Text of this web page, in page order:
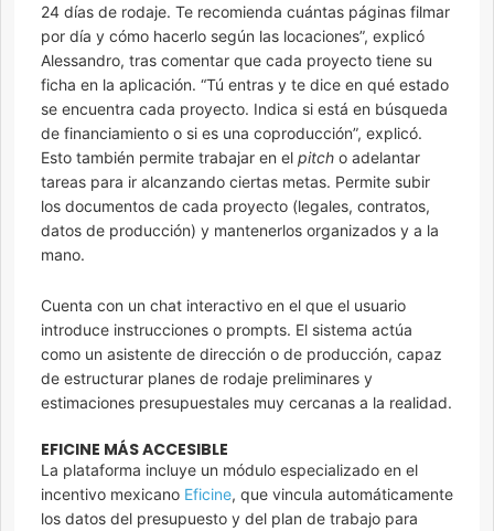
24 días de rodaje. Te recomienda cuántas páginas filmar
por día y cómo hacerlo según las locaciones”, explicó
Alessandro, tras comentar que cada proyecto tiene su
ficha en la aplicación. “Tú entras y te dice en qué estado
se encuentra cada proyecto. Indica si está en búsqueda
de financiamiento o si es una coproducción”, explicó.
Esto también permite trabajar en el pitch o adelantar
tareas para ir alcanzando ciertas metas. Permite subir
los documentos de cada proyecto (legales, contratos,
datos de producción) y mantenerlos organizados y a la
mano.
Cuenta con un chat interactivo en el que el usuario
introduce instrucciones o prompts. El sistema actúa
como un asistente de dirección o de producción, capaz
de estructurar planes de rodaje preliminares y
estimaciones presupuestales muy cercanas a la realidad.
EFICINE MÁS ACCESIBLE
La plataforma incluye un módulo especializado en el
incentivo mexicano Eficine, que vincula automáticamente
los datos del presupuesto y del plan de trabajo para